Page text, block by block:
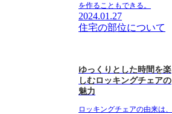
を作ることもできる。
2024.01.27
住宅の部位について
ゆっくりとした時間を楽
しむロッキングチェアの
魅力
ロッキングチェアの由来は、